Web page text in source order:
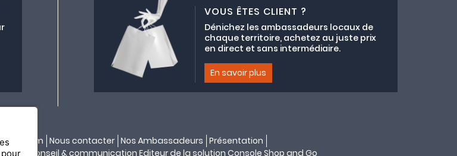
VOUS ÊTES CLIENT ?
Dénichez les ambassadeurs locaux de
chaque territoire, achetez au juste prix
en direct et sans intermédiaire.
En savoir plus
Nous contacter Nos Ambassadeurs Présentation
conseil & communication Editeur de la solution Console Shop and Go